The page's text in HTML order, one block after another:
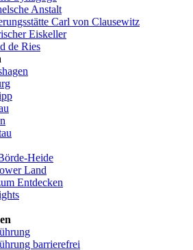
Anstalt
Carl von Clausewitz
Eiskeller
de Ries
Heide
Land
Entdecken
barrierefrei